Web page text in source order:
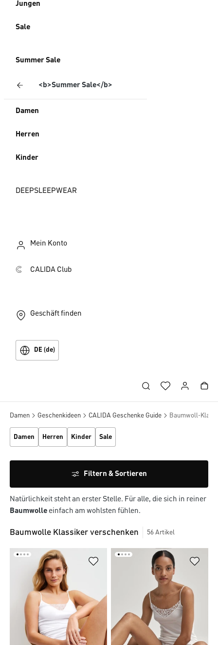
Jungen
Sale
Summer Sale
<b>Summer Sale</b>
Damen
Herren
Kinder
DEEPSLEEPWEAR
Mein Konto
CALIDA Club
Geschäft finden
DE (de)
Damen Geschenkideen CALIDA Geschenke Guide Baumwoll-
Damen Herren Kinder Sale
Filtern & Sortieren
Natürlichkeit steht an erster Stelle. Für alle, die sich in reiner
Baumwolle einfach am wohlsten fühlen.
Baumwolle Klassiker verschenken 56 Artikel